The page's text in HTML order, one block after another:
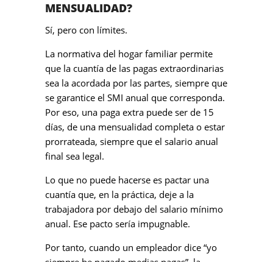
MENSUALIDAD?
Sí, pero con límites.
La normativa del hogar familiar permite
que la cuantía de las pagas extraordinarias
sea la acordada por las partes, siempre que
se garantice el SMI anual que corresponda.
Por eso, una paga extra puede ser de 15
días, de una mensualidad completa o estar
prorrateada, siempre que el salario anual
final sea legal.
Lo que no puede hacerse es pactar una
cuantía que, en la práctica, deje a la
trabajadora por debajo del salario mínimo
anual. Ese pacto sería impugnable.
Por tanto, cuando un empleador dice “yo